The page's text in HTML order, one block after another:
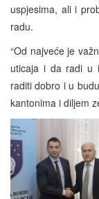
uspjesima, ali i
radu.
“Od najveće je
uticaja i da radi u
raditi dobro i u
kantonima i diljem